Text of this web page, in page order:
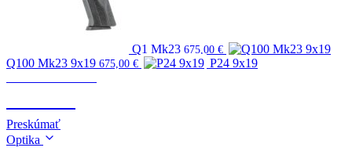
Q1 Mk23 675,00 €
Q100 Mk23 9x19 675,00 €
P24 9x19
Preskúmať
Optika